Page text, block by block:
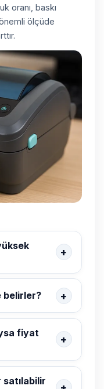
oranı, baskı
ölçüde
belirler?
fiyat
satılabilir